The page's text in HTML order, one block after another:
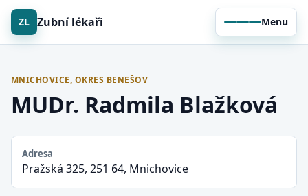
ZL Zubní lékaři Menu
MNICHOVICE, OKRES BENEŠOV
MUDr. Radmila Blažková
Adresa
Pražská 325, 251 64, Mnichovice